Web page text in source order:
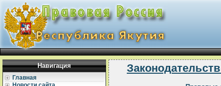
Навигация
Главная